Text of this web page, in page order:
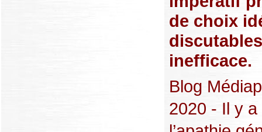
de choix
inefficace.
Blog
2020 - Il y